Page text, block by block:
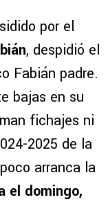
por el
, despidió el
Fabián padre.
bajas en su
fichajes ni
2025 de la
arranca la
el domingo,